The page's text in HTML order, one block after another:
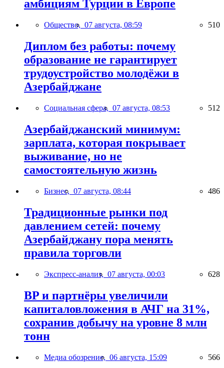
амбициям Турции в Европе
Общество, 07 августа, 08:59 510
Диплом без работы: почему
образование не гарантирует
трудоустройство молодёжи в
Азербайджане
Социальная сфера, 07 августа, 08:53 512
Азербайджанский минимум:
зарплата, которая покрывает
выживание, но не
самостоятельную жизнь
Бизнес, 07 августа, 08:44 486
Традиционные рынки под
давлением сетей: почему
Азербайджану пора менять
правила торговли
Экспресс-анализ, 07 августа, 00:03 628
BP и партнёры увеличили
капиталовложения в АЧГ на 31%,
сохранив добычу на уровне 8 млн
тонн
Медиа обозрение, 06 августа, 15:09 566